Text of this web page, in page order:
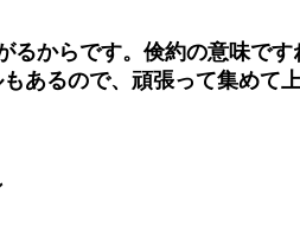
M
u
るからです。倹約の意味です
あるので、頑張って集めて上